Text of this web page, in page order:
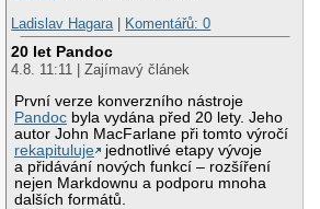
Ladislav Hagara | Komentářů: 0
20 let Pandoc
4.8. 11:11 | Zajímavý článek
První verze konverzního nástroje
Pandoc byla vydána před 20 lety. Jeho
autor John MacFarlane při tomto výročí
rekapituluje
jednotlivé etapy vývoje
a přidávání nových funkcí – rozšíření
nejen Markdownu a podporu mnoha
dalších formátů.